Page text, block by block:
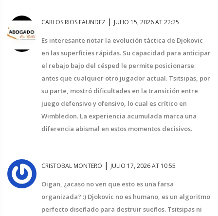
CARLOS RIOS FAUNDEZ | JULIO 15, 2026 AT 22:25
Es interesante notar la evolución táctica de Djokovic
en las superficies rápidas. Su capacidad para anticipar
el rebajo bajo del césped le permite posicionarse
antes que cualquier otro jugador actual. Tsitsipas, por
su parte, mostró dificultades en la transición entre
juego defensivo y ofensivo, lo cual es crítico en
Wimbledon. La experiencia acumulada marca una
diferencia abismal en estos momentos decisivos.
CRISTOBAL MONTERO | JULIO 17, 2026 AT 10:55
Oigan, ¿acaso no ven que esto es una farsa
organizada? :) Djokovic no es humano, es un algoritmo
perfecto diseñado para destruir sueños. Tsitsipas ni